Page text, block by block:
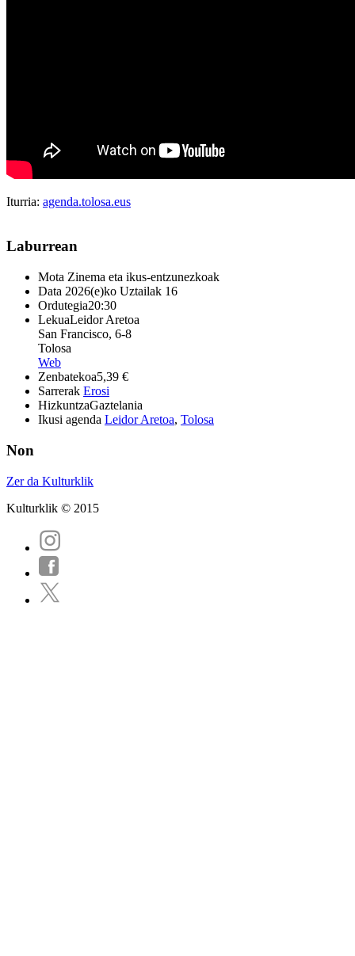
Iturria: agenda.tolosa.eus
Laburrean
Mota Zinema eta ikus-entzunezkoak
Data 2026(e)ko Uztailak 16
Ordutegia20:30
LekuaLeidor Aretoa
San Francisco, 6-8
Tolosa
Web
Zenbatekoa5,39 €
Sarrerak Erosi
HizkuntzaGaztelania
Ikusi agenda Leidor Aretoa, Tolosa
Non
Zer da Kulturklik
Kulturklik © 2015